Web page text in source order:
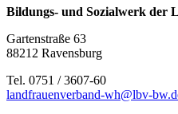
Bildungs- und Sozialwerk der
Gartenstraße 63
88212 Ravensburg
Tel. 0751 / 3607-60
landfrauenverband-wh@lbv-